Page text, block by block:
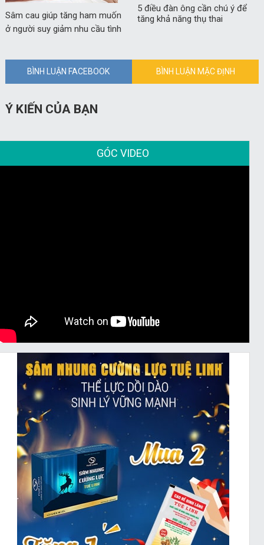
Sâm cau giúp tăng ham muốn
ở người suy giảm nhu cầu tình
5 điều đàn ông cần chú ý để
tăng khả năng thụ thai
BÌNH LUẬN FACEBOOK BÌNH LUẬN MẶC ĐỊNH
Ý KIẾN CỦA BẠN
GÓC VIDEO